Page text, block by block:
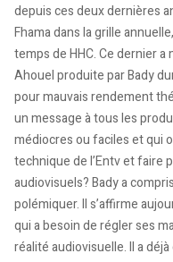
depuis ces deux dernières
Fhama dans la grille
temps de HHC. Ce dernier
Ahouel produite par Bady
pour mauvais rendement
un message à tous les
médiocres ou faciles et qui
technique de l’Entv et faire
audiovisuels? Bady a
polémiquer. Il s’affirme
qui a besoin de régler ses
réalité audiovisuelle. Il a